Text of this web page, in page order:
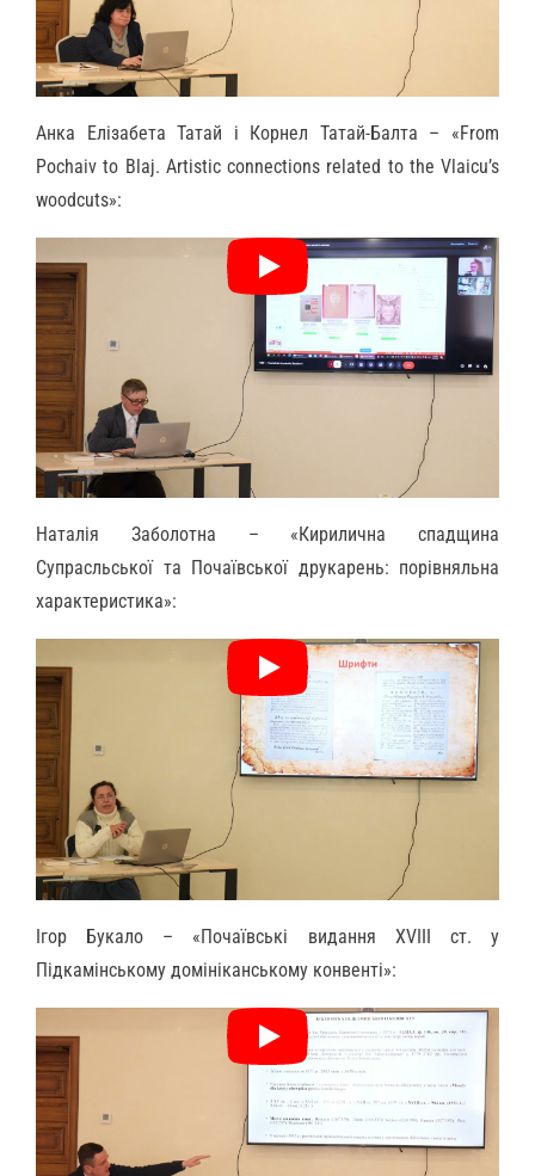
Анка Елізабета Татай і Корнел Татай-Балта – «From
Pochaiv to Blaj. Artistic connections related to the Vlaicu’s
woodcuts»:
Наталія Заболотна – «Кирилична спадщина
Супрасльської та Почаївської друкарень: порівняльна
характеристика»:
Ігор Букало – «Почаївські видання ХVІІІ ст. у
Підкамінському домініканському конвенті»: